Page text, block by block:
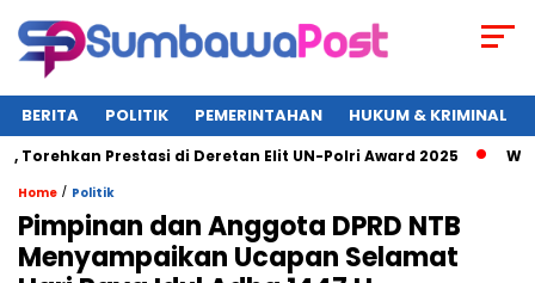
BERITA POLITIK PEMERINTAHAN HUKUM & KRIMINAL
Prestasi di Deretan Elit UN-Polri Award 2025 Wagub
Home / Politik
Pimpinan dan Anggota DPRD NTB
Menyampaikan Ucapan Selamat